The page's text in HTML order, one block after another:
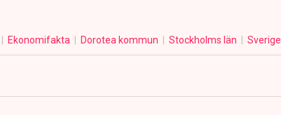
Ekonomifakta Dorotea kommun Stockholms län Sverige